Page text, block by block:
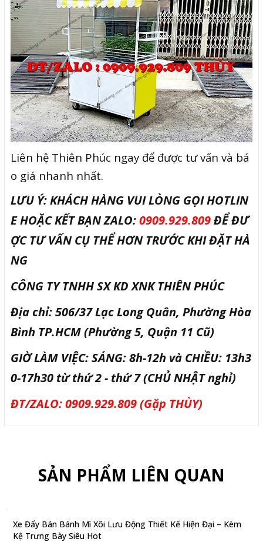
Liên hệ Thiên Phúc ngay để được tư vấn và bá
o giá nhanh nhất.
LƯU Ý: KHÁCH HÀNG VUI LÒNG GỌI HOTLIN
E HOẶC KẾT BẠN ZALO:0909.929.809ĐỂ ĐƯ
ỢC TƯ VẤN CỤ THỂ HƠN TRƯỚC KHI ĐẶT HÀ
NG
CÔNG TY TNHH SX KD XNK THIÊN PHÚC
Địa chỉ: 506/37 Lạc Long Quân, Phường Hòa
Bình TP.HCM (Phường 5, Quận 11 Cũ)
GIỜ LÀM VIỆC: SÁNG: 8h-12h và CHIỀU: 13h3
0-17h30 từ thứ 2 - thứ 7 (CHỦ NHẬT nghỉ)
ĐT/ZALO: 0909.929.809 (Gặp THÙY)
SẢN PHẨM LIÊN QUAN
Xe Đẩy Bán Bánh Mì Xôi Lưu Động Thiết Kế Hiện Đại – Kèm
Kệ Trưng Bày Siêu Hot